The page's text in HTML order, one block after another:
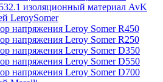
изоляционный материал AvK
LeroySomer
напряжения Leroy Somer R450
напряжения Leroy Somer R250
напряжения Leroy Somer D350
напряжения Leroy Somer D550
напряжения Leroy Somer D700